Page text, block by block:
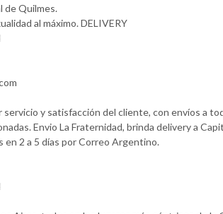
de Quilmes.
al máximo. DELIVERY
y satisfacción del cliente, con envíos a
Envio La Fraternidad, brinda delivery a
en 2 a 5 días por Correo Argentino.